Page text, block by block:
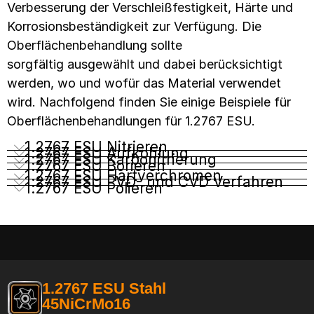
Verbesserung der Verschleißfestigkeit, Härte und
Korrosionsbeständigkeit zur Verfügung. Die
Oberflächenbehandlung sollte
sorgfältig ausgewählt und dabei berücksichtigt
werden, wo und wofür das Material verwendet
wird. Nachfolgend finden Sie einige Beispiele für
Oberflächenbehandlungen für 1.2767 ESU.
1.2767 ESU Nitrieren
1.2767 ESU Aufkohlung
1.2767 ESU Karbonitrierung
1.2767 ESU Borieren
1.2767 ESU Hartverchromen
1.2767 ESU PVD- und CVD Verfahren
1.2767 ESU Polieren
1.2767 ESU Stahl
45NiCrMo16